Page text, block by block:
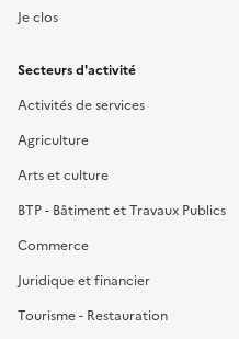
Je clos
Secteurs d'activité
Activités de services
Agriculture
Arts et culture
BTP - Bâtiment et Travaux Publics
Commerce
Juridique et financier
Tourisme - Restauration